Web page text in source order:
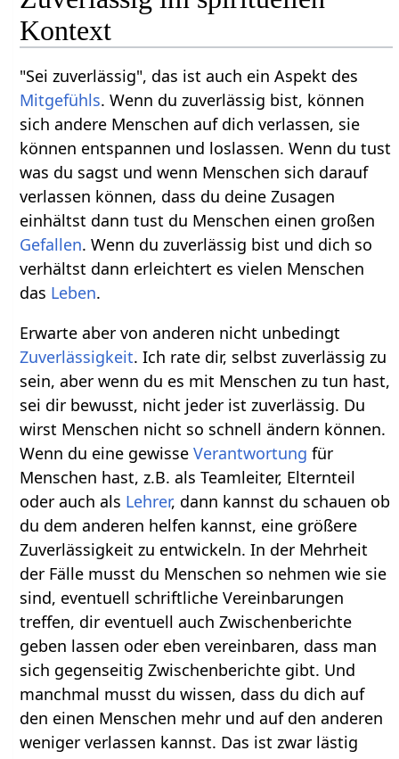
Kontext
"Sei zuverlässig", das ist auch ein Aspekt des
Mitgefühls. Wenn du zuverlässig bist, können
sich andere Menschen auf dich verlassen, sie
können entspannen und loslassen. Wenn du tust
was du sagst und wenn Menschen sich darauf
verlassen können, dass du deine Zusagen
einhältst dann tust du Menschen einen großen
Gefallen. Wenn du zuverlässig bist und dich so
verhältst dann erleichtert es vielen Menschen
das Leben.
Erwarte aber von anderen nicht unbedingt
Zuverlässigkeit. Ich rate dir, selbst zuverlässig zu
sein, aber wenn du es mit Menschen zu tun hast,
sei dir bewusst, nicht jeder ist zuverlässig. Du
wirst Menschen nicht so schnell ändern können.
Wenn du eine gewisseVerantwortung für
Menschen hast, z.B. als Teamleiter, Elternteil
oder auch als Lehrer, dann kannst du schauen ob
du dem anderen helfen kannst, eine größere
Zuverlässigkeit zu entwickeln. In der Mehrheit
der Fälle musst du Menschen so nehmen wie sie
sind, eventuell schriftliche Vereinbarungen
treffen, dir eventuell auch Zwischenberichte
geben lassen oder eben vereinbaren, dass man
sich gegenseitig Zwischenberichte gibt. Und
manchmal musst du wissen, dass du dich auf
den einen Menschen mehr und auf den anderen
weniger verlassen kannst. Das ist zwar lästig